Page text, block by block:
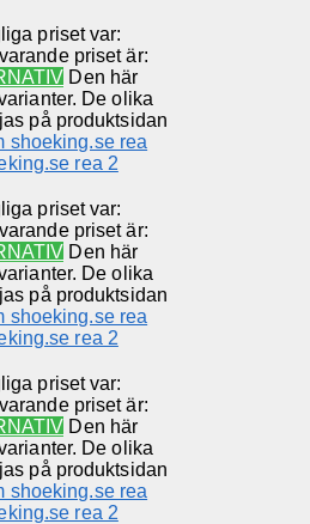
priset var:
priset är:
Den här
De olika
på produktsidan
priset var:
priset är:
Den här
De olika
på produktsidan
priset var:
priset är:
Den här
De olika
på produktsidan